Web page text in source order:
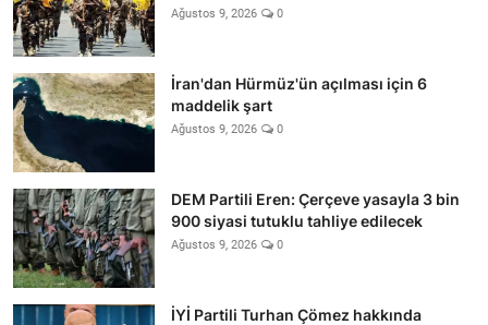
Ağustos 9, 2026 0
İran'dan Hürmüz'ün açılması için 6
maddelik şart
Ağustos 9, 2026 0
DEM Partili Eren: Çerçeve yasayla 3 bin
900 siyasi tutuklu tahliye edilecek
Ağustos 9, 2026 0
İYİ Partili Turhan Çömez hakkında